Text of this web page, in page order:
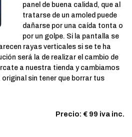
panel de buena calidad, que al
tratarse de un amoled puede
dañarse por una caída tonta o
por un golpe. Si la pantalla se
rayas verticales si se te ha
será la de realizar el cambio de
a nuestra tienda y cambiamos
sin tener que borrar tus
Precio: € 99 iva inc.